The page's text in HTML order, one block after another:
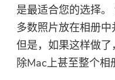
是最适合您的选择
多数照片放在相册中
但是，如果这样做
除Mac上甚至整个相